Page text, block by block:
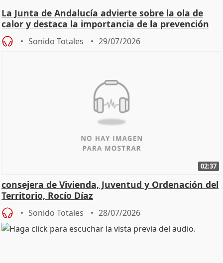
La Junta de Andalucía advierte sobre la ola de
calor y destaca la importancia de la prevención
Sonido Totales 29/07/2026
02:37
consejera de Vivienda, Juventud y Ordenación del
Territorio, Rocío Díaz
Sonido Totales 28/07/2026